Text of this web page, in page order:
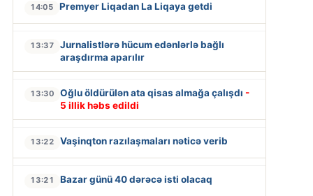
14:05 Premyer Liqadan La Liqaya getdi
13:37
Jurnalistlərə hücum edənlərlə bağlı
araşdırma aparılır
13:30 Oğlu öldürülən ata qisas almağa çalışdı -
5 illik həbs edildi
13:22 Vaşinqton razılaşmaları nəticə verib
13:21 Bazar günü 40 dərəcə isti olacaq